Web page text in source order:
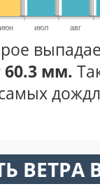
июн июл авг
60.3 мм.